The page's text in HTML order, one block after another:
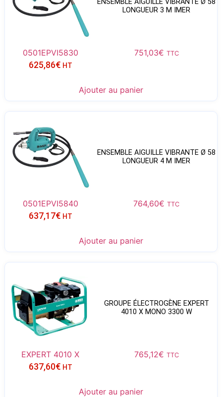
ENSEMBLE AIGUILLE VIBRANTE Ø 58
LONGUEUR 3 M IMER
0501EPVI5830 751,03€ TTC
625,86€ HT
Ajouter au panier
ENSEMBLE AIGUILLE VIBRANTE Ø 58
LONGUEUR 4 M IMER
0501EPVI5840 764,60€ TTC
637,17€ HT
Ajouter au panier
GROUPE ÉLECTROGÈNE EXPERT
4010 X MONO 3300 W
EXPERT 4010 X 765,12€ TTC
637,60€ HT
Ajouter au panier